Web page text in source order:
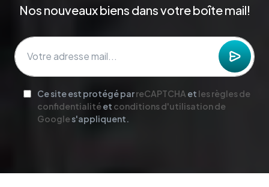
Nos nouveaux biens dans votre boîte mail!
Ce site est protégé parreCAPTCHA et les règles de
confidentialitéet conditions d'utilisation de
Googles'appliquent.